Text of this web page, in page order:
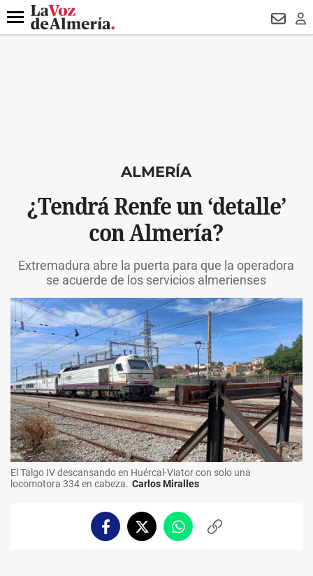
DESTACADO DRON UDA
Menú
ALMERÍA
¿Tendrá Renfe un ‘detalle’
con Almería?
Extremadura abre la puerta para que la operadora
se acuerde de los servicios almerienses
El Talgo IV descansando en Huércal-Viator con solo una
locomotora 334 en cabeza. Carlos Miralles
FacebookTwitterWhatsappCopiar